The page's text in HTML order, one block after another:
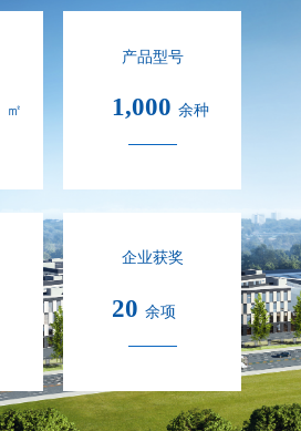
㎡
产品型号
1,000余种
企业获奖
20余项